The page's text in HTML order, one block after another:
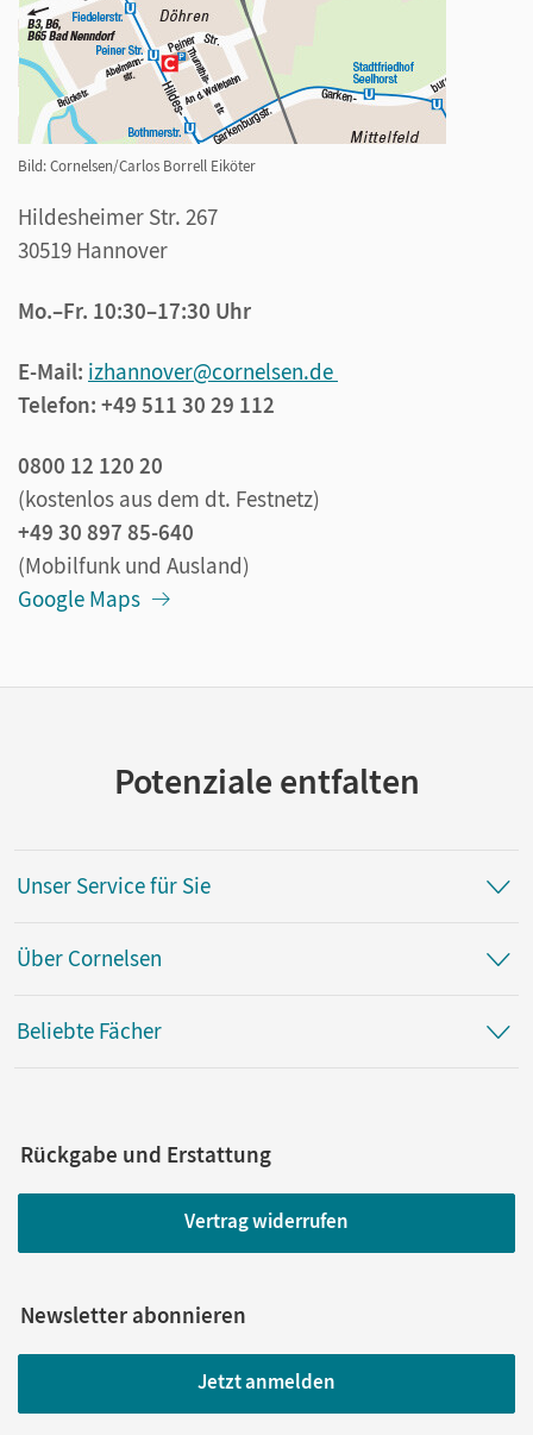
Bild: Cornelsen/Carlos Borrell Eiköter
Hildesheimer Str. 267
30519 Hannover
Mo.–Fr. 10:30–17:30 Uhr
E-Mail: izhannover@cornelsen.de
Telefon: +49 511 30 29 112
0800 12 120 20
(kostenlos aus dem dt. Festnetz)
+49 30 897 85-640
(Mobilfunk und Ausland)
Google Maps
Potenziale entfalten
Unser Service für Sie
Über Cornelsen
Beliebte Fächer
Rückgabe und Erstattung
Vertrag widerrufen
Newsletter abonnieren
Jetzt anmelden